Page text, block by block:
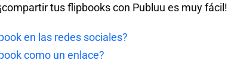
tus flipbooks con Publuu es muy
en las redes sociales?
como un enlace?